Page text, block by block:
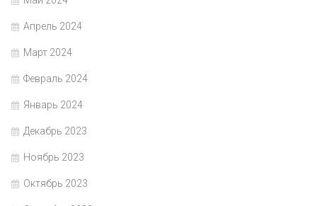
Апрель 2024
Март 2024
Февраль 2024
Январь 2024
Декабрь 2023
Ноябрь 2023
Октябрь 2023